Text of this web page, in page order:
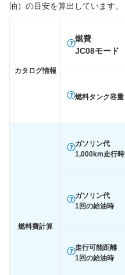
油）の目安を算出しています。
カタログ情報
燃費
JC08モード
燃料タンク容量
燃料費計算
ガソリン代
1,000km走行時
ガソリン代
1回の給油時
走行可能距離
1回の給油時